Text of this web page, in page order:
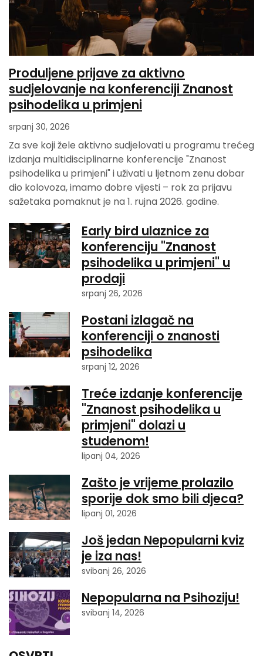
Produljene prijave za aktivno
sudjelovanje na konferenciji Znanost
psihodelika u primjeni
srpanj 30, 2026
Za sve koji žele aktivno sudjelovati u programu trećeg
izdanja multidisciplinarne konferencije "Znanost
psihodelika u primjeni" i uživati u ljetnom zenu dobar
dio kolovoza, imamo dobre vijesti – rok za prijavu
sažetaka pomaknut je na 1. rujna 2026. godine.
Early bird ulaznice za
konferenciju "Znanost
psihodelika u primjeni" u
prodaji
srpanj 26, 2026
Postani izlagač na
konferenciji o znanosti
psihodelika
srpanj 12, 2026
Treće izdanje konferencije
"Znanost psihodelika u
primjeni" dolazi u
studenom!
lipanj 04, 2026
Zašto je vrijeme prolazilo
sporije dok smo bili djeca?
lipanj 01, 2026
Još jedan Nepopularni kviz
je iza nas!
svibanj 26, 2026
Nepopularna na Psihoziju!
svibanj 14, 2026